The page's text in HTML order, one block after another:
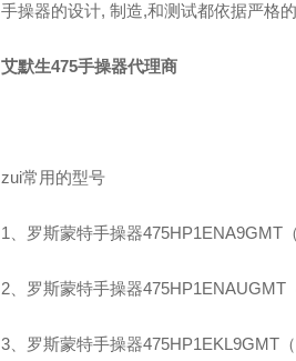
手操器的设计, 制造,和测试都依据严格
艾默生475手操器代理商
zui常用的型号
1、罗斯蒙特手操器475HP1ENA9GMT（
2、罗斯蒙特手操器475HP1ENAUGMT
3、罗斯蒙特手操器475HP1EKL9GMT（